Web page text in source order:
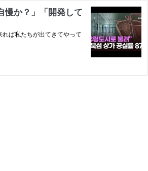
慢か？」「開発して